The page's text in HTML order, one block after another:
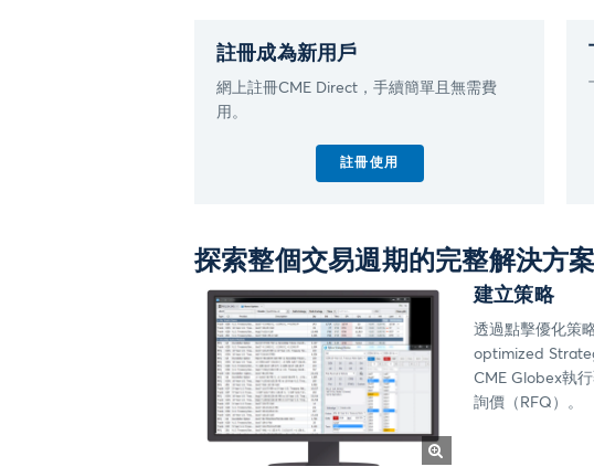
註冊成為新用戶
網上註冊CME Direct，手續簡單且無需費
用。
註冊使用
探索整個交易週期的完整解決方案
建立策略
透過點擊優化策
optimized
CME Globex執
詢價（RFQ）。